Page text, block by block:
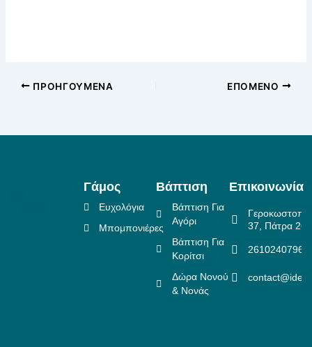
ΠΡΟΗΓΟΎΜΕΝΑ ΕΠΌΜΕΝΟ
Γάμος
Ευχολόγια
Μπομπονιέρες
Βάπτιση
Βάπτιση Για
Αγόρι
Βάπτιση Για
Κορίτσι
Δώρα Νονού
& Νονάς
Επικοινωνία
37, Πάτρα
2610240796